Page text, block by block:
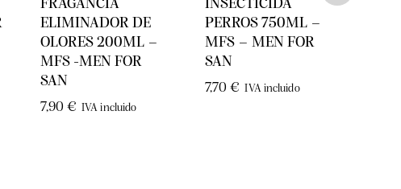
FRAGANCIA
ELIMINADOR DE
OLORES 200ML –
MFS -MEN FOR
SAN
7,90 € IVA incluido
INSECTICIDA
PERROS 750ML –
MFS – MEN FOR
SAN
7,70€ IVA incluido